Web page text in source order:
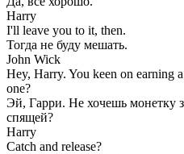
Harry
I'll leave you to it, then.
Тогда не буду мешать.
John Wick
Hey, Harry. You keen on earning
one?
Эй, Гарри. Не хочешь монетку
спящей?
Harry
Catch and release?